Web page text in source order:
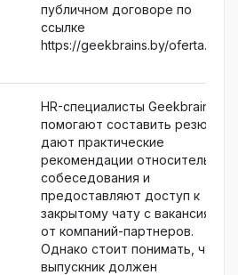
публичном договоре по
ссылке
https://geekbrains.by/oferta.pdf.
HR-специалисты Geekbrains
помогают составить резюме,
дают практические
рекомендации относительно
собеседования и
предоставляют доступ к
закрытому чату с вакансиями
от компаний-партнеров.
Однако стоит понимать, что
выпускник должен